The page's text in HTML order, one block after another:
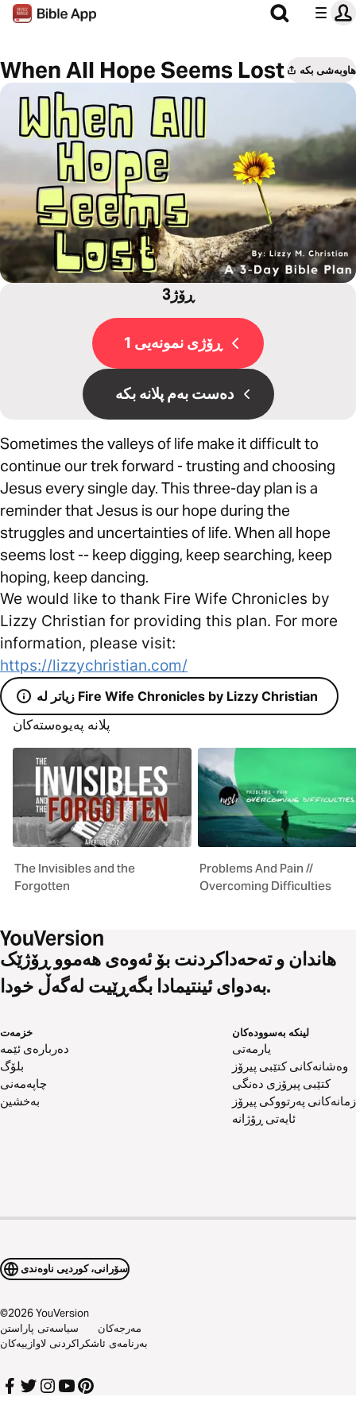
When All Hope Seems Lost هاوبەشی بکە
3ڕۆژ
ڕۆژی نمونەیی 1
دەست بەم پلانە بکە
Sometimes the valleys of life make it difficult to
continue our trek forward - trusting and choosing
Jesus every single day. This three-day plan is a
reminder that Jesus is our hope during the
struggles and uncertainties of life. When all hope
seems lost -- keep digging, keep searching, keep
hoping, keep dancing.
We would like to thank Fire Wife Chronicles by
Lizzy Christian for providing this plan. For more
information, please visit:
https://lizzychristian.com/
زیاتر لە Fire Wife Chronicles by Lizzy Christian
پلانە پەیوەستەکان
The Invisibles and the
Forgotten
Problems And Pain //
Overcoming Difficulties
هاندان و تەحەداکردنت بۆ ئەوەی هەموو ڕۆژێک
بەدوای ئینتیمادا بگەڕێیت لەگەڵ خودا.
خزمەت
دەربارەی ئێمە
بلۆگ
چاپەمەنی
بەخشین
لینکە بەسوودەکان
یارمەتی
وەشانەکانی کتێبی پیرۆز
کتێبی پیرۆزی دەنگی
زمانەکانی پەرتووکی پیرۆز
ئایەتی ڕۆژانە
سۆرانی، کوردیی ناوەندی
©2026YouVersion
سیاسەتی پاراستن
مەرجەکان
بەرنامەی ئاشکراکردنی لاوازییەکان